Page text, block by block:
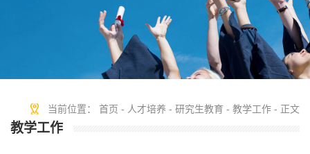
当前位置： 首页 - 人才培养 - 研究生教育 - 教学工作 - 正文
教学工作